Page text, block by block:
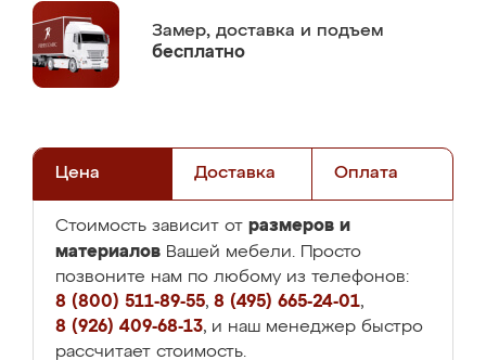
Замер, доставка и подъем
бесплатно
Цена Доставка Оплата
Стоимость зависит от размеров и
материалов Вашей мебели. Просто
позвоните нам по любому из телефонов:
8 (800) 511-89-55, 8 (495) 665-24-01,
8 (926) 409-68-13, и наш менеджер быстро
рассчитает стоимость.